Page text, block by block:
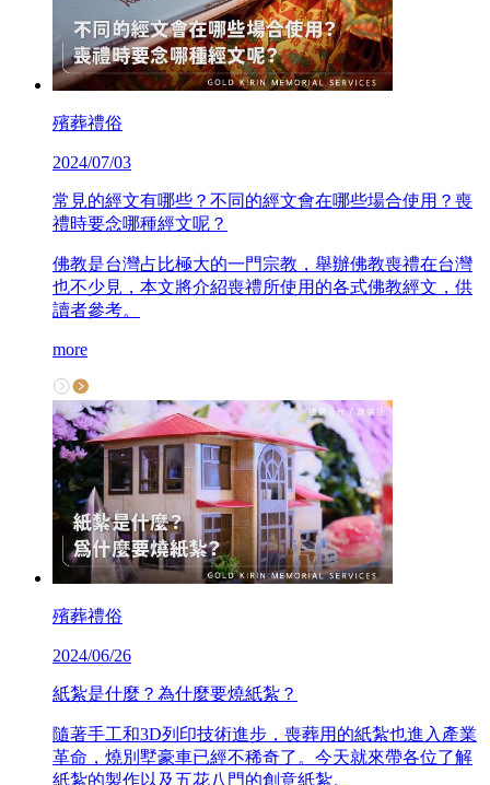
殯葬禮俗
2024/07/03
常見的經文有哪些？不同的經文會在哪些場合使用？喪
禮時要念哪種經文呢？
佛教是台灣占比極大的一門宗教，舉辦佛教喪禮在台灣
也不少見，本文將介紹喪禮所使用的各式佛教經文，供
讀者參考。
more
殯葬禮俗
2024/06/26
紙紮是什麼？為什麼要燒紙紮？
隨著手工和3D列印技術進步，喪葬用的紙紮也進入產業
革命，燒別墅豪車已經不稀奇了。今天就來帶各位了解
紙紮的製作以及五花八門的創意紙紮。